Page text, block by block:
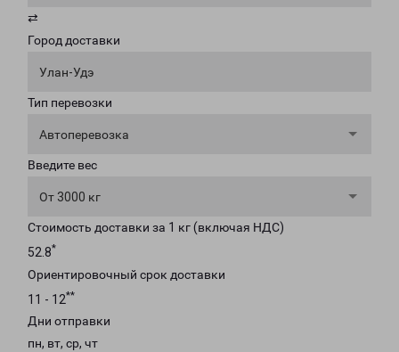
⇄
Город доставки
Улан-Удэ
Тип перевозки
Автоперевозка
Введите вес
От 3000 кг
Стоимость доставки за 1 кг (включая НДС)
52.8*
Ориентировочный срок доставки
11 - 12**
Дни отправки
пн, вт, ср, чт